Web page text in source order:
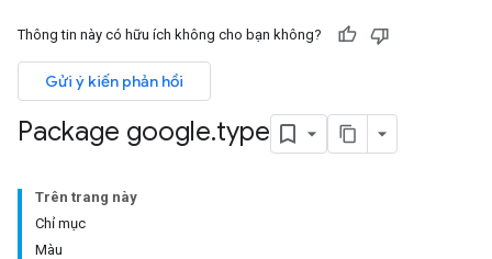
Thông tin này có hữu ích không cho bạn không?
Gửi ý kiến phản hồi
Package google.type
Trên trang này
Chỉ mục
Màu